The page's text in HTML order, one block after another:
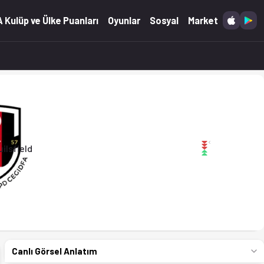
Ofsayt'ta. (07.03.2026)
Kulüp ve Ülke Puanları Oyunlar Sosyal Market
Canlı Görsel Anlatım